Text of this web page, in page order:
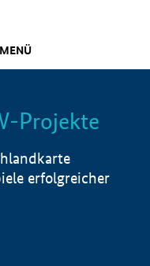
MENÜ
Info
Projekte
erfolgreicher